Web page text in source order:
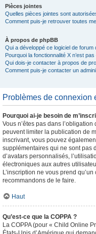
Pièces jointes
Quelles pièces jointes sont
Comment puis-je retrouver toutes
À propos de phpBB
Qui a développé ce logiciel de forum
Pourquoi la fonctionnalité X n’est
Qui dois-je contacter à propos de
Comment puis-je contacter un
Problèmes de connexion
Pourquoi ai-je besoin de
Vous n’êtes pas dans
peuvent limiter la publication de
inscrivant, vous pouvez
supplémentaires qui ne sont pas
d’avatars personnalisés,
électroniques aux autres
L’inscription ne vous prend
recommandons de le faire.
Haut
Qu’est-ce que la COPPA ?
La COPPA (pour « Child Online